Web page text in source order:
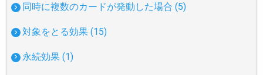
同時に複数のカードが発動した場合 (5)
対象をとる効果 (15)
永続効果 (1)